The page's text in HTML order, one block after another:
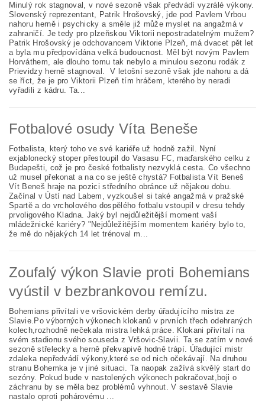
Minulý rok stagnoval, v nové sezoně však předvádí vyzrálé výkony.
Slovenský reprezentant, Patrik Hrošovský, jde pod Pavlem Vrbou
nahoru herně i psychicky a směle již může myslet na angažmá v
zahraničí. Je tedy pro plzeňskou Viktorii nepostradatelným mužem?
Patrik Hrošovský je odchovancem Viktorie Plzeň, má dvacet pět let
a byla mu předpovídána velká budoucnost. Měl být novým Pavlem
Horváthem, ale dlouho tomu tak nebylo a minulou sezonu rodák z
Prievidzy herně stagnoval. V letošní sezoně však jde nahoru a dá
se říct, že je pro Viktorii Plzeň tím hráčem, kterého by neradi
vyřadili z kádru. Ta...
Fotbalové osudy Víta Beneše
Fotbalista, který toho ve své kariéře už hodně zažil. Nyní
exjablonecký stoper přestoupil do Vasasu FC, maďarského celku z
Budapešti, což je pro české fotbalisty nezvyklá cesta. Co všechno
už musel překonat a na co se ještě chystá? Fotbalista Vít Beneš
Vít Beneš hraje na pozici středního obránce už nějakou dobu.
Začínal v Ústí nad Labem, vyzkoušel si také angažmá v pražské
Spartě a do vrcholového dospělého fotbalu vstoupil v dresu tehdy
prvoligového Kladna. Jaký byl nejdůležitější moment vaší
mládežnické kariéry? "Nejdůležitějším momentem kariéry bylo to,
že mě do nějakých 14 let trénoval m...
Zoufalý výkon Slavie proti Bohemians
vyústil v bezbrankovou remízu.
Bohemians přivítali ve vršovickém derby úřadujícího mistra ze
Slavie.Po výborných výkonech klokanů v prvních třech odehraných
kolech,rozhodně nečekala mistra lehká práce. Klokani přivítalí na
svém stadionu svého souseda z Vršovic-Slavii. Ta se zatím v nové
sezoně střelecky a herně překvapivě hodně trápí. Úřadující mistr
zdaleka nepředvádí výkony,které se od nich očekávají. Na druhou
stranu Bohemka je v jiné situaci. Ta naopak zažívá skvělý start do
sezóny. Pokud bude v nastolených výkonech pokračovat,boji o
záchranu by se měla bez problémů vyhnout. V sestavě Slavie
nastalo oproti pohárovému ...